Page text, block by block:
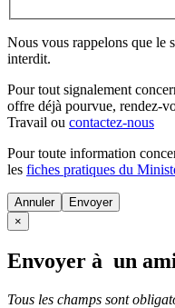
Nous vous rappelons que le
interdit.
Pour tout signalement
offre déjà pourvue, rendez-
Travail ou contactez-nous
Pour toute information
les fiches pratiques du
Annuler
×
Envoyer à un
Tous les champs sont